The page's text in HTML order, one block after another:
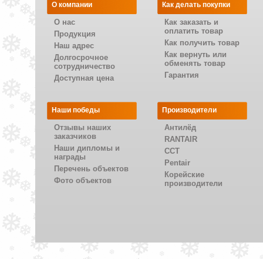
О компании
О нас
Продукция
Наш адрес
Долгосрочное
сотрудничество
Доступная цена
Как делать покупки
Как заказать и
оплатить товар
Как получить товар
Как вернуть или
обменять товар
Гарантия
Наши победы
Отзывы наших
заказчиков
Наши дипломы и
награды
Перечень объектов
Фото объектов
Производители
Антилёд
RANTAIR
CCT
Pentair
Корейские
производители